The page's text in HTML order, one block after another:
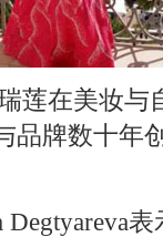
莲在美妆与
品牌数十年